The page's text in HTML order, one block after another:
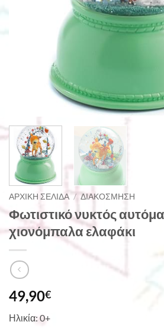
ΑΡΧΙΚΉ ΣΕΛΊΔΑ / ΔΙΑΚΌΣΜΗΣΗ
Φωτιστικό νυκτός
χιονόμπαλα ελαφάκι
49,90€
Ηλικία: 0+